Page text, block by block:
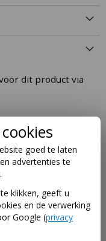
dit product via
als je hem eerst
je zoon of
kind goed bij de
kun je die
zo'nskelter
goed te laten
advertenties te
klikken, geeft u
en de verwerking
Google (privacy